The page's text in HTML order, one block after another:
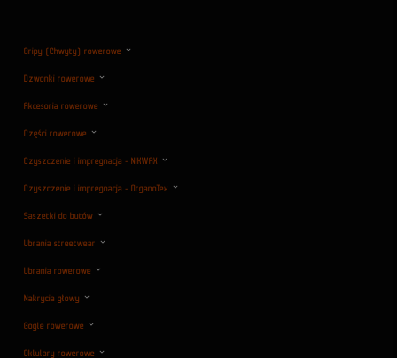
Gripy (Chwyty) rowerowe
Dzwonki rowerowe
Akcesoria rowerowe
Części rowerowe
Czyszczenie i impregnacja - NIKWAX
Czyszczenie i impregnacja - OrganoTex
Saszetki do butów
Ubrania streetwear
Ubrania rowerowe
Nakrycia głowy
Gogle rowerowe
Oklulary rowerowe